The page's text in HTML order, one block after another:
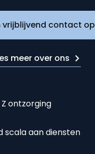
vrijblijvend contact op
meer over ons
ontzorging
scala aan diensten